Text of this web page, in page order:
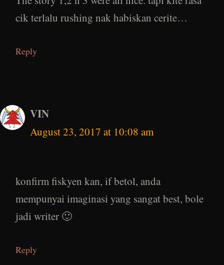
cik terlalu rushing nak habiskan cerite…
Reply
VIN
August 23, 2017 at 10:08 am
konfirm fiskyen kan, if betol, anda
mempunyai imaginasi yang sangat best, bole
jadi writer 🙂
Reply